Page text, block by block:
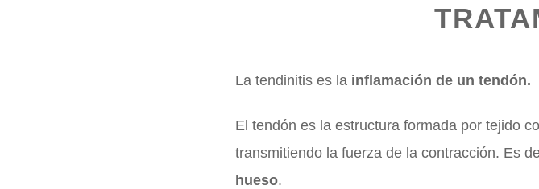
La tendinitis es la inflamación de un tendón.
El tendón es la estructura formada por tejido
transmitiendo la fuerza de la contracción. Es
hueso.